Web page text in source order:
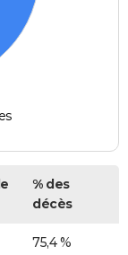
% des
décès
75,4 %